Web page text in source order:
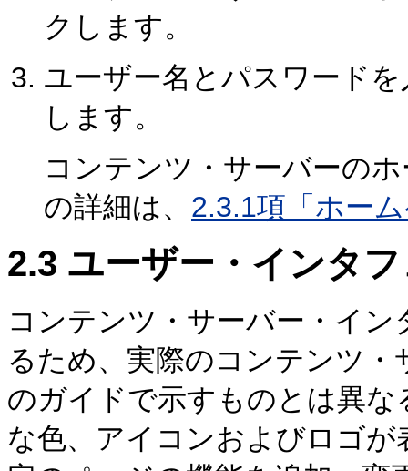
クします。
ユーザー名とパスワード
します。
コンテンツ・サーバーの
の詳細は、 2.3.1項「ホー
2.3 ユーザー・インタ
コンテンツ・サーバー・イ
るため、実際のコンテンツ
のガイドで示すものとは異
な色、アイコンおよびロゴ